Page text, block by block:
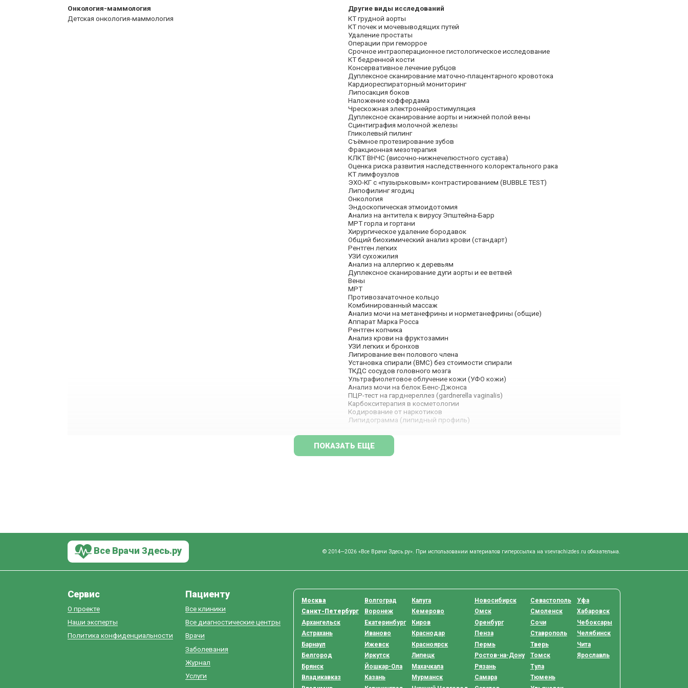
Онкология-маммология
Детская онкология-маммология
Другие виды исследований
КТ грудной аорты
КТ почек и мочевыводящих путей
Удаление простаты
Операции при геморрое
Срочное интраоперационное гистологическое исследование
КТ бедренной кости
Консервативное лечение рубцов
Дуплексное сканирование маточно-плацентарного кровотока
Кардиореспираторный мониторинг
Липосакция боков
Наложение коффердама
Чрескожная электронейростимуляция
Дуплексное сканирование аорты и нижней полой вены
Сцинтиграфия молочной железы
Гликолевый пилинг
Съёмное протезирование зубов
Фракционная мезотерапия
КЛКТ ВНЧС (височно-нижнечелюстного сустава)
Оценка риска развития наследственного колоректального рака
КТ лимфоузлов
ЭХО-КГ с «пузырьковым» контрастированием (BUBBLE TEST)
Липофилинг ягодиц
Онкология
Эндоскопическая этмоидотомия
Анализ на антитела к вирусу Эпштейна-Барр
МРТ горла и гортани
Хирургическое удаление бородавок
Общий биохимический анализ крови (стандарт)
Рентген легких
УЗИ сухожилия
Анализ на аллергию к деревьям
Дуплексное сканирование дуги аорты и ее ветвей
Вены
МРТ
Противозачаточное кольцо
Комбинированный массаж
Анализ мочи на метанефрины и норметанефрины (общие)
Аппарат Марка Росса
Рентген копчика
Анализ крови на фруктозамин
УЗИ легких и бронхов
Лигирование вен полового члена
Установка спирали (ВМС) без стоимости спирали
ТКДС сосудов головного мозга
Ультрафиолетовое облучение кожи (УФО кожи)
Анализ мочи на белок Бенс-Джонса
ПЦР-тест на гарднереллез (gardnerella vaginalis)
Карбокситерапия в косметологии
Кодирование от наркотиков
Липидограмма (липидный профиль)
ПОКАЗАТЬ ЕЩЕ
Все Врачи Здесь.ру © 2014—2026 «Все Врачи Здесь.ру». При использовании материалов гиперссылка на vsevrachizdes.ru обязательна.
Сервис
О проекте
Наши эксперты
Политика конфиденциальности
Пациенту
Все клиники
Все диагностические центры
Врачи
Заболевания
Журнал
Услуги
Москва
Санкт-Петербург
Архангельск
Астрахань
Барнаул
Белгород
Брянск
Владикавказ
Волгоград
Воронеж
Екатеринбург
Иваново
Ижевск
Иркутск
Йошкар-Ола
Казань
Калуга
Кемерово
Киров
Краснодар
Красноярск
Липецк
Махачкала
Мурманск
Новосибирск
Омск
Оренбург
Пенза
Пермь
Ростов-на-Дону
Рязань
Самара
Севастополь
Смоленск
Сочи
Ставрополь
Тверь
Томск
Тула
Тюмень
Уфа
Хабаровск
Чебоксары
Челябинск
Чита
Ярославль